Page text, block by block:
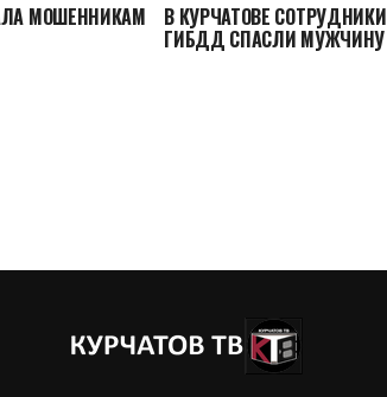
МОШЕННИКАМ В КУРЧАТОВЕ СОТРУДНИКИ
ГИБДД СПАСЛИ МУЖЧИНУ